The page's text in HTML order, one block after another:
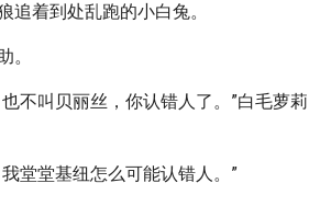
追着到处乱跑的小白兔。
。
不叫贝丽丝，你认错人了。”白毛萝莉
堂堂基纽怎么可能认错人。”